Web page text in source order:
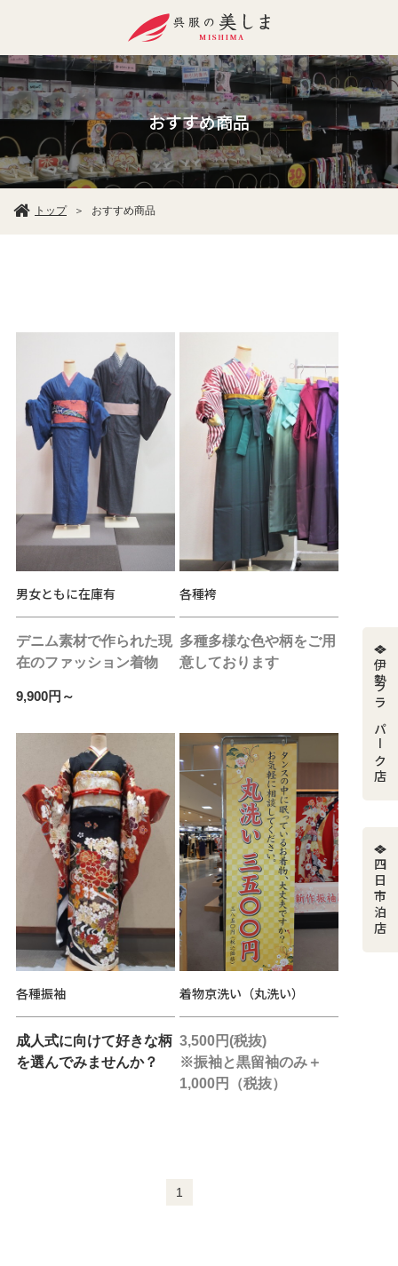
伊勢ララパーク店
四日市泊店
おすすめ商品
トップ ＞ おすすめ商品
男女ともに在庫有
デニム素材で作られた現
在のファッション着物
9,900円～
各種袴
多種多様な色や柄をご用
意しております
各種振袖
成人式に向けて好きな柄
を選んでみませんか？
着物京洗い（丸洗い）
3,500円(税抜)
※振袖と黒留袖のみ＋
1,000円（税抜）
1